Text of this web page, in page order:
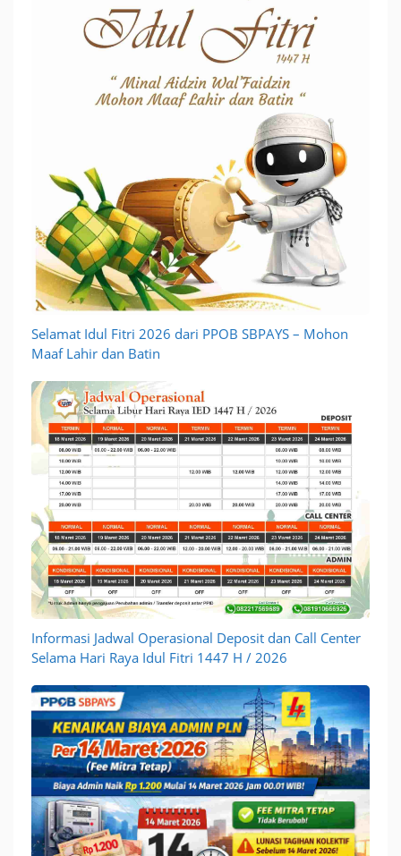
Selamat Idul Fitri 2026 dari PPOB SBPAYS – Mohon
Maaf Lahir dan Batin
Informasi Jadwal Operasional Deposit dan Call Center
Selama Hari Raya Idul Fitri 1447 H / 2026